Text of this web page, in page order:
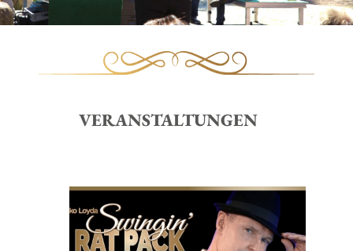
VERANSTALTUNGEN